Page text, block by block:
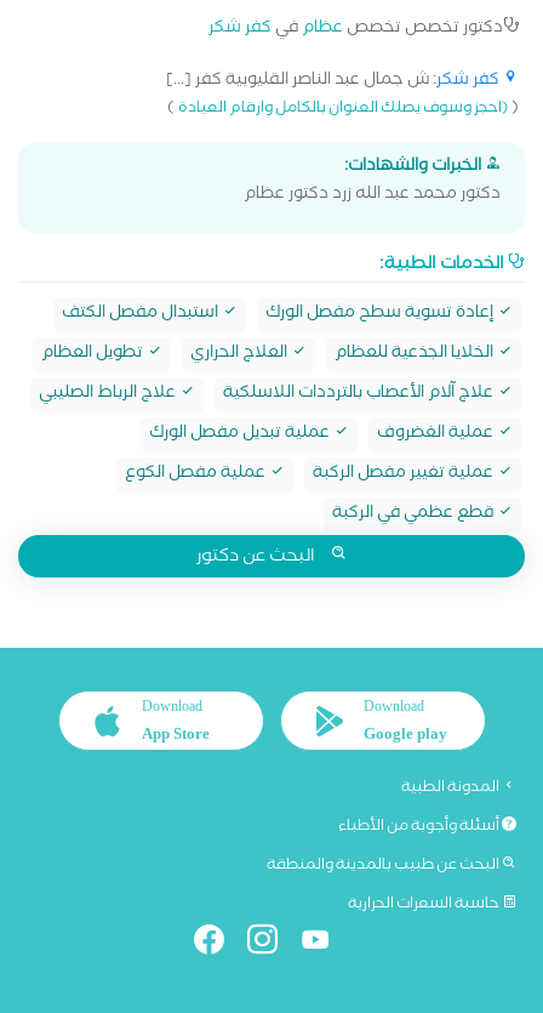
دكتور تخصص تخصص عظامفي كفر شكر
كفر شكر: ش جمال عبد الناصر القليوبية كفر [...]
((احجز وسوف يصلك العنوان بالكامل وارقام العيادة)
الخبرات والشهادات:
دكتور محمد عبد الله زرد دكتور عظام
الخدمات الطبية:
إعادة تسوية سطح مفصل الورك
استبدال مفصل الكتف
الخلايا الجذعية للعظام
العلاج الحراري
تطويل العظام
علاج آلام الأعصاب بالترددات اللاسلكية
علاج الرباط الصليبي
عملية الغضروف
عملية تبديل مفصل الورك
عملية تغيير مفصل الركبة
عملية مفصل الكوع
قطع عظمي في الركبة
البحث عن دكتور
Download
Google play
Download
App Store
المدونة الطبية
أسئلة وأجوبة من الأطباء
البحث عن طبيب بالمدينة والمنطقة
حاسبة السعرات الحرارية